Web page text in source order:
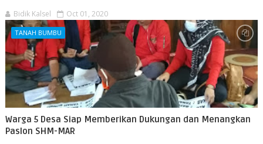
Bidik Kalsel Oct 01, 2020
TANAH BUMBU
Warga 5 Desa Siap Memberikan Dukungan dan Menangkan
Paslon SHM-MAR